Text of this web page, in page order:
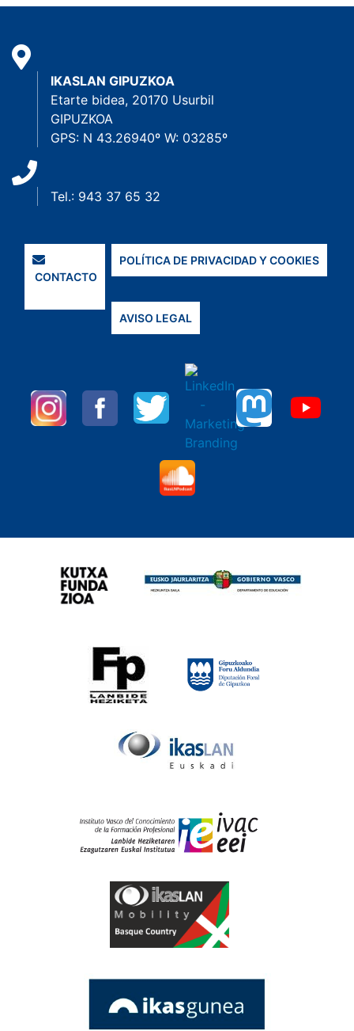
IKASLAN GIPUZKOA
Etarte bidea, 20170 Usurbil
GIPUZKOA
GPS: N 43.26940º W: 03285º
Tel.: 943 37 65 32
CONTACTO
POLÍTICA DE PRIVACIDAD Y COOKIES
AVISO LEGAL